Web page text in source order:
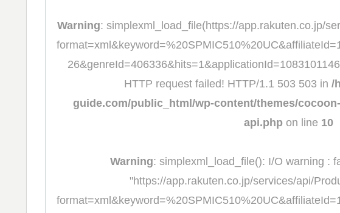
Warning: simplexml_load_file(https://app.rakuten.co.jp/
HTTP request failed! HTTP/1.1 503 503 in /
guide.com/public_html/wp-content/themes/
api.phpon line 10
Warning: simplexml_load_file(): I/O warning :
"https://app.rakuten.co.jp/services/api/